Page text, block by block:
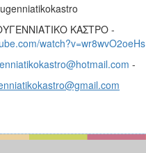
ΚΑΣΤΡΟ -
watch?v=wr8wvO2oeHs
-